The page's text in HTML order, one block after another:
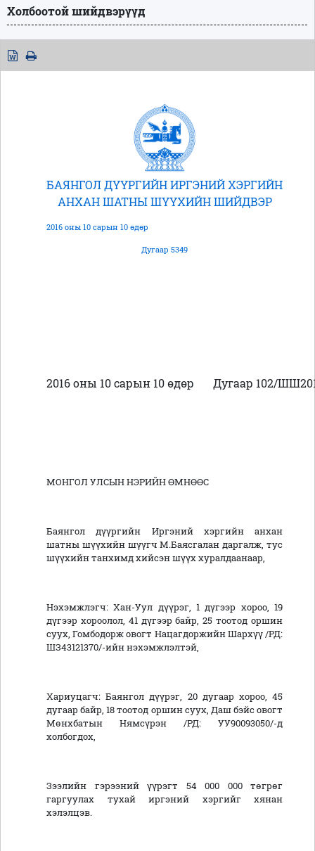
Холбоотой шийдвэрүүд
БАЯНГОЛ ДҮҮРГИЙН ИРГЭНИЙ ХЭРГИЙН
АНХАН ШАТНЫ ШҮҮХИЙН ШИЙДВЭР
2016 оны 10 сарын 10 өдөр
Дугаар 5349
2016 оны 10 сарын 10 өдөр Дугаар 102/
МОНГОЛ УЛСЫН НЭРИЙН ӨМНӨӨС
Баянгол дүүргийн Иргэний хэргийн анхан
шатны шүүхийн шүүгч М.Баясгалан даргалж, тус
шүүхийн танхимд хийсэн шүүх хуралдаанаар,
Нэхэмжлэгч: Хан-Уул дүүрэг, 1 дүгээр хороо, 19
дүгээр хороолол, 41 дүгээр байр, 25 тоотод оршин
суух, Гомбодорж овогт Нацагдоржийн Шархүү /РД:
ШЗ43121370/-ийн нэхэмжлэлтэй,
Хариуцагч: Баянгол дүүрэг, 20 дугаар хороо, 45
дугаар байр, 18 тоотод оршин суух, Даш бэйс овогт
Мөнхбатын Нямсүрэн /РД: УУ90093050/-д
холбогдох,
Зээлийн гэрээний үүрэгт 54 000 000 төгрөг
гаргуулах тухай иргэний хэргийг хянан
хэлэлцэв.